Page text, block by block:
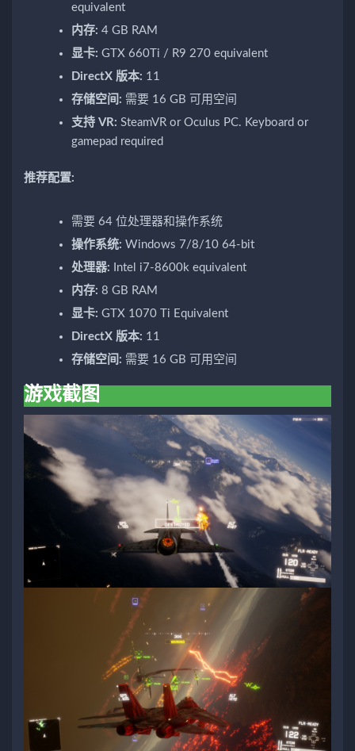
equivalent
内存: 4 GB RAM
显卡: GTX 660Ti / R9 270 equivalent
DirectX 版本: 11
存储空间: 需要 16 GB 可用空间
支持 VR: SteamVR or Oculus PC. Keyboard or
gamepad required
推荐配置:
需要 64 位处理器和操作系统
操作系统: Windows 7/8/10 64-bit
处理器: Intel i7-8600k equivalent
内存: 8 GB RAM
显卡: GTX 1070 Ti Equivalent
DirectX 版本: 11
存储空间: 需要 16 GB 可用空间
游戏截图